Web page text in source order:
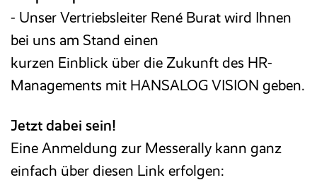
- Unser Vertriebsleiter René Burat wird Ihnen
bei uns am Stand einen
kurzen Einblick über die Zukunft des HR-
Managements mit HANSALOG VISION geben.
Jetzt dabei sein!
Eine Anmeldung zur Messerally kann ganz
einfach über diesen Link erfolgen: